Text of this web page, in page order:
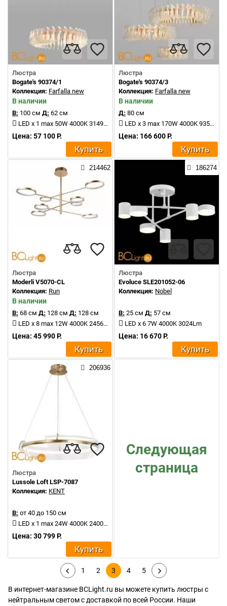
Люстра
Bogate's 90374/1
Коллекция: Farfalla new
В наличии
В: 100 см Д: 62 см
LED x 1 max 50W 4000K 3149Lm
Цена: 57 100 Р.
Купить
Люстра
Bogate's 90374/3
Коллекция: Farfalla new
В наличии
Д: 80 см
LED x 3 max 170W 4000K 9350Lm
Цена: 166 600 Р.
Купить
214462
Люстра
Moderli V5070-CL
Коллекция: Run
В наличии
В: 68 см Д: 128 см Д: 128 см
LED x 8 max 12W 4000K 2456Lm
Цена: 45 990 Р.
Купить
186274
Люстра
Evoluce SLE201052-06
Коллекция: Nobel
В: 25 см Д: 57 см
LED x 6 7W 4000K 3024Lm
Цена: 16 670 Р.
Купить
206936
Люстра
Lussole Loft LSP-7087
Коллекция: KENT
В: от 40 до 150 см
LED x 1 max 24W 4000K 2400Lm
Цена: 30 799 Р.
Купить
Следующая
страница
1 2 3 4 5
В интернет-магазине BCLight.ru вы можете купить люстры с
нейтральным светом с доставкой по всей России. Наши